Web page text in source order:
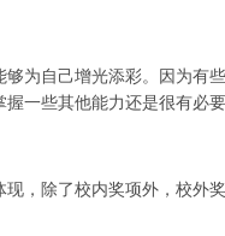
为自己增光添彩。因为有
一些其他能力还是很有必
，除了校内奖项外，校外